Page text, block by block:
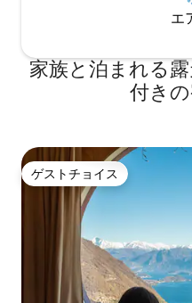
エ
家族と泊まれる
付き
ゲストチョイス
ゲストチョイス